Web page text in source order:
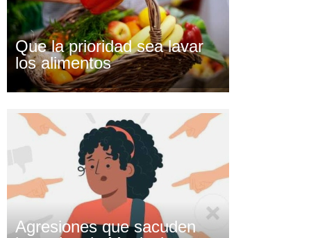
Que la prioridad sea lavar
los alimentos
Agresiones que sacuden